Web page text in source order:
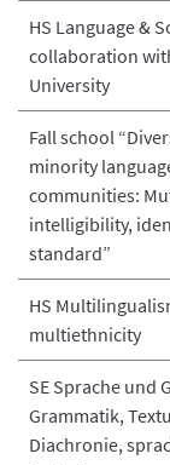
HS Language &
collaboration
University
Fall school
minority
communities:
intelligibility,
standard”
HS
multiethnicity
SE Sprache und
Grammatik,
Diachronie,